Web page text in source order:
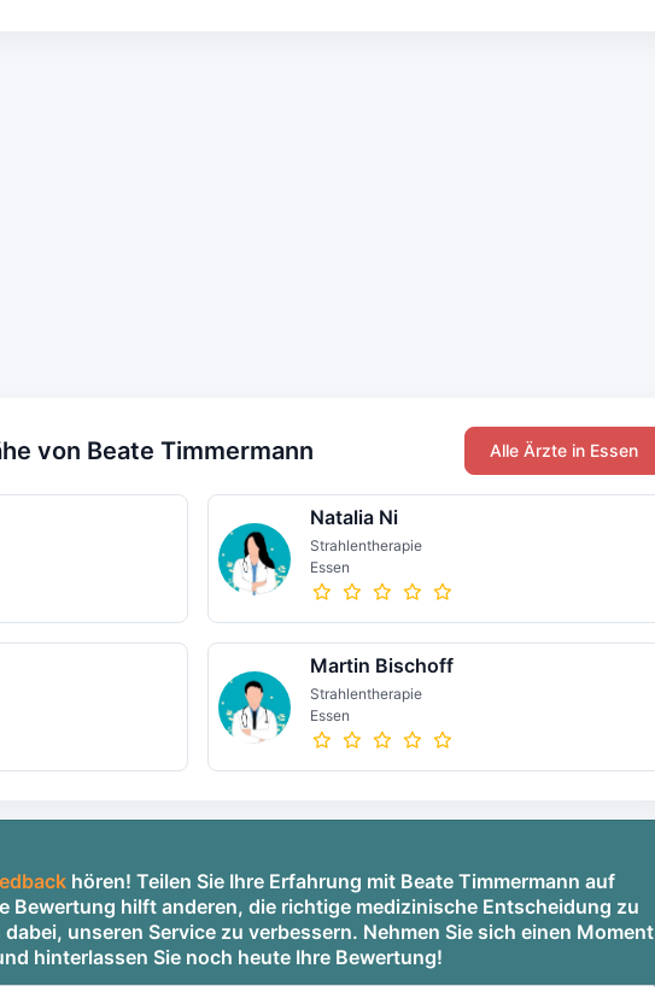
von Beate Timmermann Alle Ärzte in Essen
Natalia Ni
Strahlentherapie
Essen
Martin Bischoff
Strahlentherapie
Essen
hören! Teilen Sie Ihre Erfahrung mit Beate Timmermann auf
Bewertung hilft anderen, die richtige medizinische Entscheidung zu
unseren Service zu verbessern. Nehmen Sie sich einen Moment
hinterlassen Sie noch heute Ihre Bewertung!